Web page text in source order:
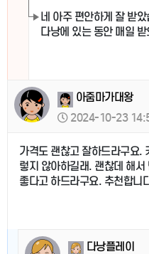
네 아주 편안하게 잘 받
다낭에 있는 동안 매일
아줌마가대왕
2024-10-23
가격도 괜찮고 잘하드라구요.
렇지 않아하길래. 괜찮데 해
좋다고 하드라구요. 추천합니
다낭플레이